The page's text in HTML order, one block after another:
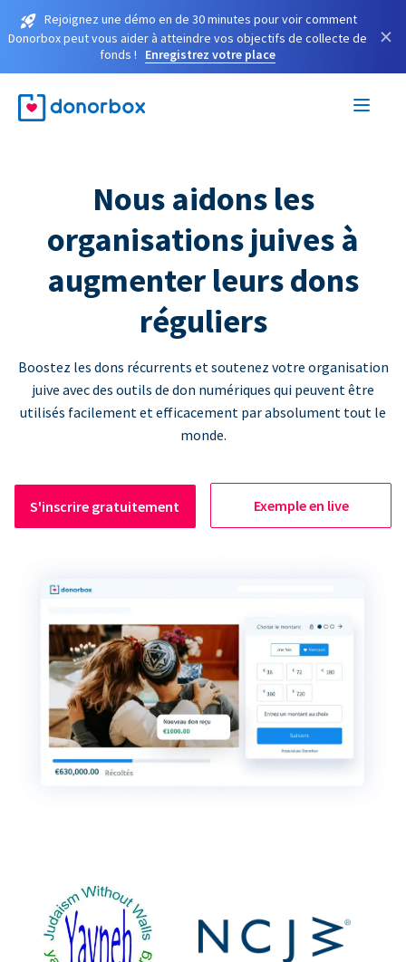
Rejoignez une démo en de 30 minutes pour voir comment
Donorbox peut vous aider à atteindre vos objectifs de collecte de
fonds !
Enregistrez votre place
×
Nous aidons les
organisations juives à
augmenter leurs dons
réguliers
Boostez les dons récurrents et soutenez votre organisation
juive avec des outils de don numériques qui peuvent être
utilisés facilement et efficacement par absolument tout le
monde.
S'inscrire gratuitement Exemple en live